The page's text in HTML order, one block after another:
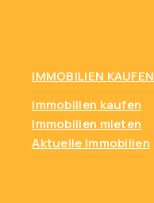
IMMOBILIEN KAUFEN
Immobilien kaufen
Immobilien mieten
Aktuelle Immobilien